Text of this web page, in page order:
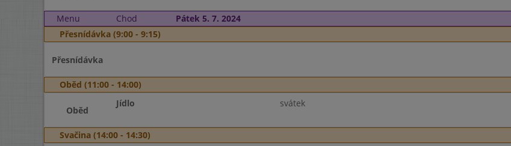
Menu Chod
Pátek 5. 7. 2024
Přesnídávka (9:00 - 9:15)
Přesnídávka
Oběd (11:00 - 14:00)
Oběd
Jídlo svátek
Svačina (14:00 - 14:30)